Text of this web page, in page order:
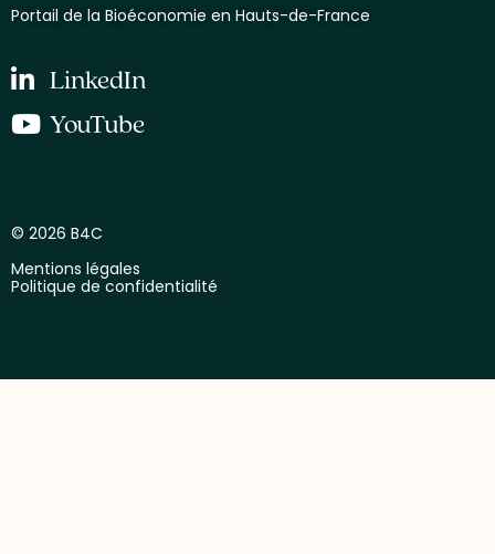
Portail de la Bioéconomie en Hauts-de-France
LinkedIn
YouTube
© 2026 B4C
Mentions légales
Politique de confidentialité